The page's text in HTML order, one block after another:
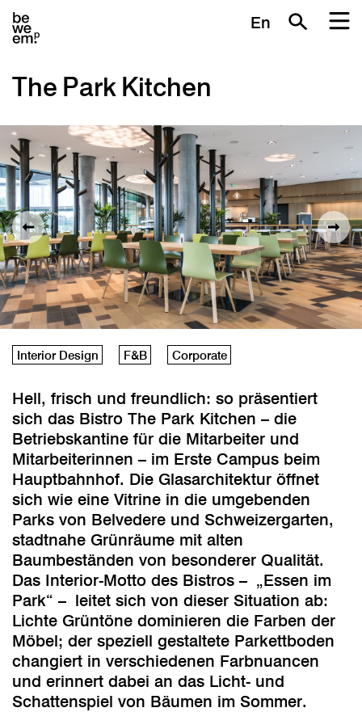
En
The Park Kitchen
Interior Design F&B Corporate
Hell, frisch und freundlich: so präsentiert
sich das Bistro The Park Kitchen – die
Betriebskantine für die Mitarbeiter und
Mitarbeiterinnen – im Erste Campus beim
Hauptbahnhof. Die Glasarchitektur öffnet
sich wie eine Vitrine in die umgebenden
Parks von Belvedere und Schweizergarten,
stadtnahe Grünräume mit alten
Baumbeständen von besonderer Qualität.
Das Interior-Motto des Bistros – „Essen im
Park“ – leitet sich von dieser Situation ab:
Lichte Grüntöne dominieren die Farben der
Möbel; der speziell gestaltete Parkettboden
changiert in verschiedenen Farbnuancen
und erinnert dabei an das Licht- und
Schattenspiel von Bäumen im Sommer.